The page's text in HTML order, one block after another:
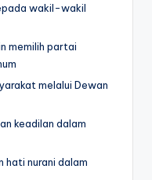
wakil-wakil
memilih partai
melalui Dewan
keadilan dalam
hati nurani dalam